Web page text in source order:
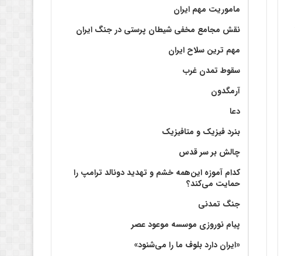
ماموریت مهم ایران
نقش مجامع مخفی شیطان پرستی در جنگ ایران
مهم ترین سلاح ایران
سقوط تمدن غرب
آرمگدون
دعا
بنرد فیزیک و متافیزیک
چالش بر سر قدس
کدام آموزه این‌همه خشم و تهدید دونالد ترامپ را
حمایت می‌کند؟
جنگ تمدنی
پیام نوروزی موسسه موعود عصر
«ایران دارد بلوف ما را می‌شنود»